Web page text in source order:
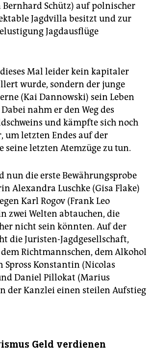
Schütz) auf polnischer
Jagdvilla besitzt und zur
Jagdausflüge
Mal leider kein kapitaler
wurde, sondern der junge
(Kai Dannowski) sein Leben
nahm er den Weg des
und kämpfte sich noch
um letzten Endes auf der
seine letzten Atemzüge zu tun.
nun die erste Bewährungsprobe
Alexandra Luschke (Gisa Flake)
Karl Rogov (Frank Leo
zwei Welten abtauchen, die
nicht sein könnten. Auf der
die Juristen-Jagdgesellschaft,
Richtmannschen, dem Alkohol
Spross Konstantin (Nicolas
Daniel Pillokat (Marius
der Kanzlei einen steilen Aufstieg
Geld verdienen